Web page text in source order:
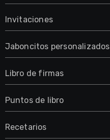
Invitaciones
Jaboncitos personalizados
Libro de firmas
Puntos de libro
Recetarios